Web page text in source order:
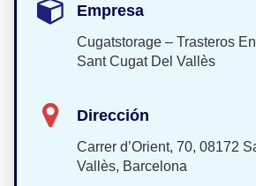
Empresa
Cugatstorage – Trasteros En
Sant Cugat Del Vallès
Dirección
Carrer d’Orient, 70, 08172
Vallès, Barcelona